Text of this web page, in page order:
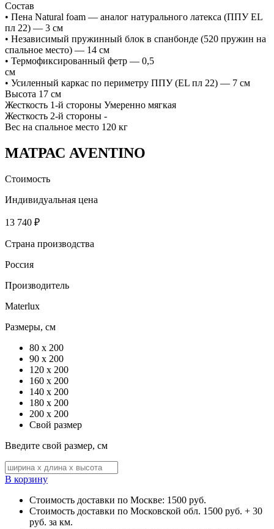
Состав
• Пена Natural foam — аналог натурального латекса (ППУ EL
пл 22) — 3 см
• Независимый пружинный блок в спанбонде (520 пружин на
спальное место) — 14 см
• Термофиксированный фетр — 0,5
см
• Усиленный каркас по периметру ППУ (EL пл 22) — 7 см
Высота 17 см
Жесткость 1-й стороны Умеренно мягкая
Жесткость 2-й стороны -
Вес на спальное место 120 кг
МАТРАС AVENTINO
Стоимость
Индивидуальная цена
13 740 ₽
Страна производства
Россия
Производитель
Materlux
Размеры, см
80 x 200
90 x 200
120 x 200
160 x 200
140 x 200
180 x 200
200 x 200
Свой размер
Введите свой размер, см
В корзину
Стоимость доставки по Москве: 1500 руб.
Стоимость доставки по Московской обл. 1500 руб. + 30
руб. за км.